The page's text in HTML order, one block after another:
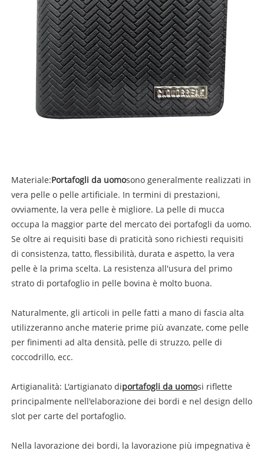
Materiale:Portafogli da uomosono generalmente realizzati in
vera pelle o pelle artificiale. In termini di prestazioni,
ovviamente, la vera pelle è migliore. La pelle di mucca
occupa la maggior parte del mercato dei portafogli da uomo.
Se oltre ai requisiti base di praticità sono richiesti requisiti
di consistenza, tatto, flessibilità, durata e aspetto, la vera
pelle è la prima scelta. La resistenza all'usura del primo
strato di portafoglio in pelle bovina è molto buona.
Naturalmente, gli articoli in pelle fatti a mano di fascia alta
utilizzeranno anche materie prime più avanzate, come pelle
per finimenti ad alta densità, pelle di struzzo, pelle di
coccodrillo, ecc.
Artigianalità: L'artigianato diportafogli da uomosi riflette
principalmente nell'elaborazione dei bordi e nel design dello
slot per carte del portafoglio.
Nella lavorazione dei bordi, la lavorazione più impegnativa è